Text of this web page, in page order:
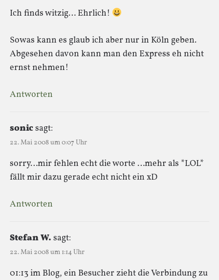
Ich finds witzig… Ehrlich!
Sowas kann es glaub ich aber nur in Köln geben.
Abgesehen davon kann man den Express eh nicht
ernst nehmen!
Antworten
sonicsagt:
22. Mai 2008 um 0:07 Uhr
sorry…mir fehlen echt die worte …mehr als *LOL*
fällt mir dazu gerade echt nicht ein xD
Antworten
Stefan W. sagt:
22. Mai 2008 um 1:14 Uhr
01:13 im Blog, ein Besucher zieht die Verbindung zu